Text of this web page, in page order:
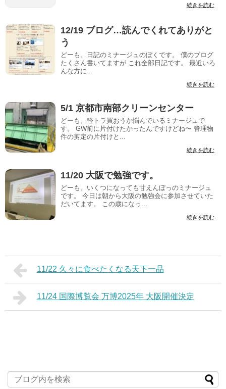
続きを読む
12/19 ブログ…読んでくれてありがと
う
どーも。日記のミナージュのぼくです。 僕のブログ
たくさん書いてますが これ全部日記です。 最近いろ
んな方に...
続きを読む
5/1 京都市南部クリーンセンター
どーも。軽トラ買おうか悩んでいるミナージュで
す。 GW前に片付けたかったんですけどね〜 管理物
件の剪定の片付けと...
続きを読む
11/20 大阪で勉強です。
どーも。いくつになっても甘えんぼっのミナージュ
です。 今日は朝から大阪の勉強会に参加させていた
だいてます。 この歳になっ...
続きを読む
11/22 久々に食べたくなる天下一品
11/24 国際博覧会 万博2025年 大阪開催決定